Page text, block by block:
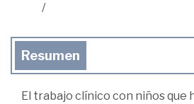
/
Resumen
El trabajo clínico con niños que